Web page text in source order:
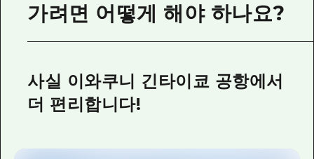
가려면 어떻게 해야 하나요?
사실 이와쿠니 긴타이쿄 공항에서
더 편리합니다!